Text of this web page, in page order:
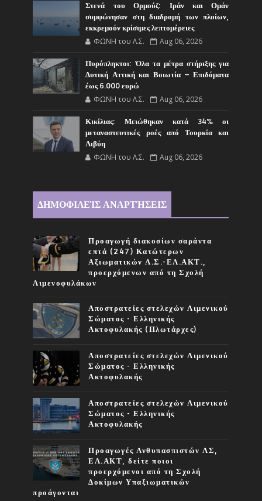
Στενά του Ορμούζ: Ιράν και Ομάν
συμφώνησαν στη διαδρομή των πλοίων,
εκκρεμούν κρίσιμες λεπτομέρειες
ΦΩΝΗ του Λ.Σ. Aug 06, 2026
Πυρόπληκτοι: Όλα τα μέτρα στήριξης για
Δυτική Αττική και Βοιωτία – Επιδόματα
έως 6.000 ευρώ
ΦΩΝΗ του Λ.Σ. Aug 06, 2026
Κικίλιας: Μειώθηκαν κατά 34% οι
μεταναστευτικές ροές από Τουρκία και
Λιβύη
ΦΩΝΗ του Λ.Σ. Aug 06, 2026
ΔΗΜΟΦΙΛΕΊΣ ΑΝΑΡΤΉΣΕΙΣ
Προαγωγή διακοσίων σαράντα
επτά (247) Κατώτερων
Αξιωματικών Λ.Σ.-ΕΛ.ΑΚΤ.,
προερχόμενων από τη Σχολή
Λιμενοφυλάκων
Αποστρατείες στελεχών Λιμενικού
Σώματος - Ελληνικής
Ακτοφυλακής (Πλωτάρχες)
Αποστρατείες στελεχών Λιμενικού
Σώματος - Ελληνικής
Ακτοφυλακής
Αποστρατείες στελεχών Λιμενικού
Σώματος - Ελληνικής
Ακτοφυλακής
Προαγωγές Ανθυπασπιστών ΛΣ,
ΕΛ.ΑΚΤ, δείτε ποιοι
προερχόμενοι από τη Σχολή
Δοκίμων Υπαξιωματικών
προάγονται